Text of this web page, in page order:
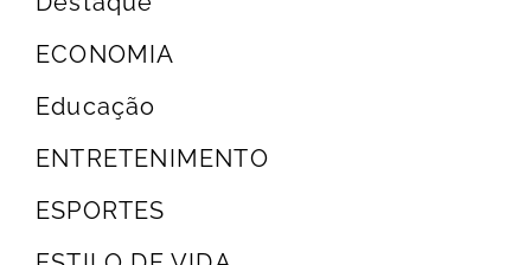
ECONOMIA
Educação
ENTRETENIMENTO
ESPORTES